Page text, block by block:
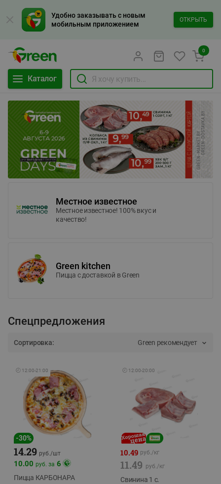
Удобно заказывать с новым
мобильным приложением
ОТКРЫТЬ
Каталог
0
Местное известное
Местное известное! 100% вкус и
качество!
Green kitchen
Пицца c доставкой в Green
Спецпредложения
Сортировка: Green рекомендует
🕘 12:00-21:00
-30%
14.29 руб./шт
10.00 руб. за 6
Пицца КАРБОНАРА
🕘 12:00-20:00
10.49 руб./кг
11.49 руб./кг
Свинина 1 с.